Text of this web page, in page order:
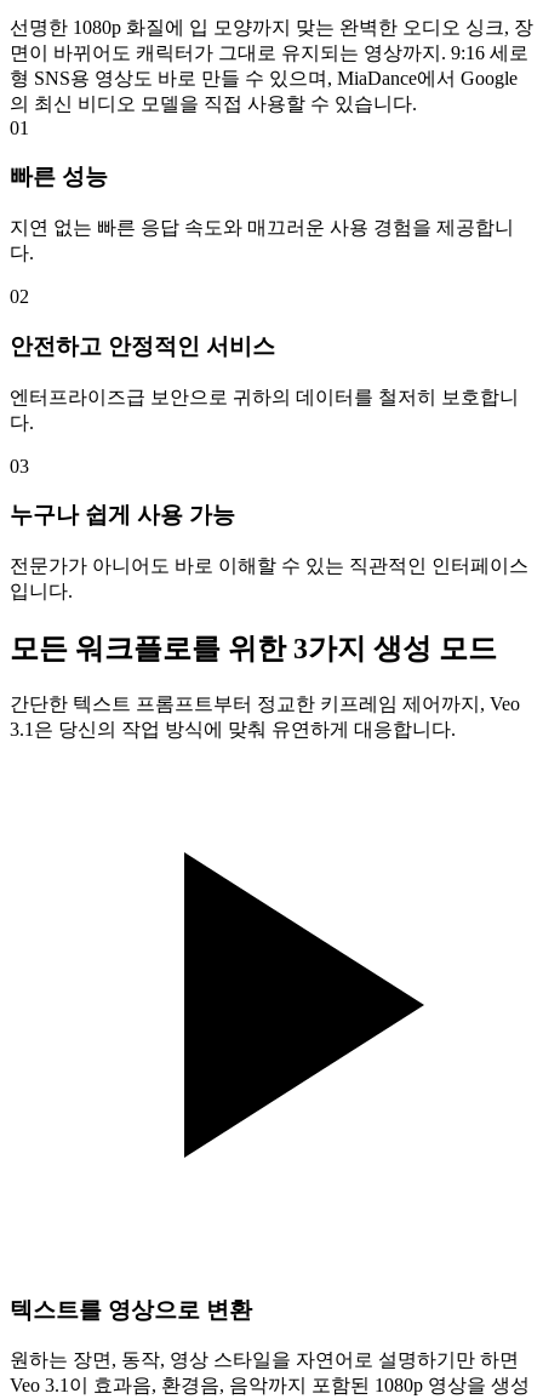
선명한 1080p 화질에 입 모양까지 맞는 완벽한 오디오 싱크, 장
면이 바뀌어도 캐릭터가 그대로 유지되는 영상까지. 9:16 세로
형 SNS용 영상도 바로 만들 수 있으며, MiaDance에서 Google
의 최신 비디오 모델을 직접 사용할 수 있습니다.
01
빠른 성능
지연 없는 빠른 응답 속도와 매끄러운 사용 경험을 제공합니
다.
02
안전하고 안정적인 서비스
엔터프라이즈급 보안으로 귀하의 데이터를 철저히 보호합니
다.
03
누구나 쉽게 사용 가능
전문가가 아니어도 바로 이해할 수 있는 직관적인 인터페이스
입니다.
모든 워크플로를 위한 3가지 생성 모드
간단한 텍스트 프롬프트부터 정교한 키프레임 제어까지, Veo
3.1은 당신의 작업 방식에 맞춰 유연하게 대응합니다.
텍스트를 영상으로 변환
원하는 장면, 동작, 영상 스타일을 자연어로 설명하기만 하면
Veo 3.1이 효과음, 환경음, 음악까지 포함된 1080p 영상을 생성